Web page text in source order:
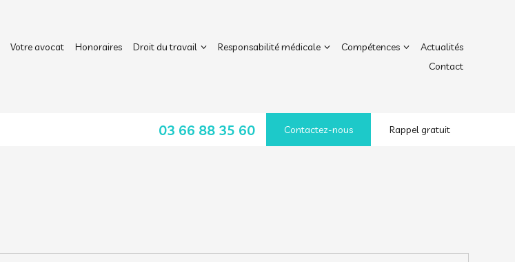
Votre avocat Honoraires Droit du travail Responsabilité médicale Compétences
Actualités
Contact
03 66 88 35 60 Contactez-nous Rappel gratuit